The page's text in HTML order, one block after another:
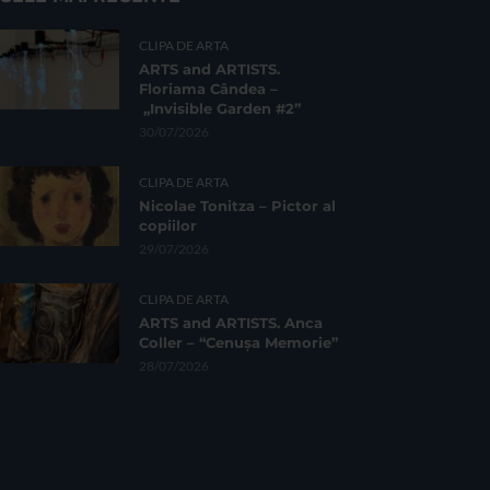
CLIPA DE ARTA
ARTS and ARTISTS.
Floriama Cândea –
„Invisible Garden #2”
30/07/2026
CLIPA DE ARTA
Nicolae Tonitza – Pictor al
copiilor
29/07/2026
CLIPA DE ARTA
ARTS and ARTISTS. Anca
Coller – “Cenușa Memorie”
28/07/2026